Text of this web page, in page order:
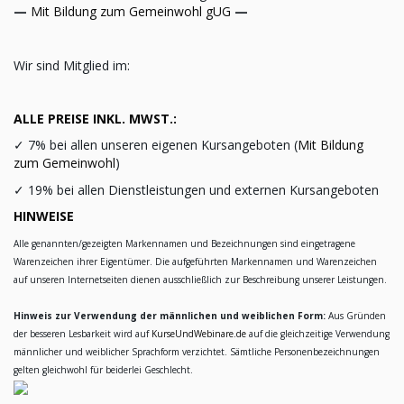
— Mit Bildung zum Gemeinwohl gUG —
Wir sind Mitglied im:
ALLE PREISE INKL. MWST.:
✓ 7% bei allen unseren eigenen Kursangeboten (Mit Bildung
zum Gemeinwohl)
✓ 19% bei allen Dienstleistungen und externen Kursangeboten
HINWEISE
Alle genannten/gezeigten Markennamen und Bezeichnungen sind eingetragene
Warenzeichen ihrer Eigentümer. Die aufgeführten Markennamen und Warenzeichen
auf unseren Internetseiten dienen ausschließlich zur Beschreibung unserer Leistungen.
Hinweis zur Verwendung der männlichen und weiblichen Form: Aus Gründen
der besseren Lesbarkeit wird auf KurseUndWebinare.de auf die gleichzeitige Verwendung
männlicher und weiblicher Sprachform verzichtet. Sämtliche Personenbezeichnungen
gelten gleichwohl für beiderlei Geschlecht.